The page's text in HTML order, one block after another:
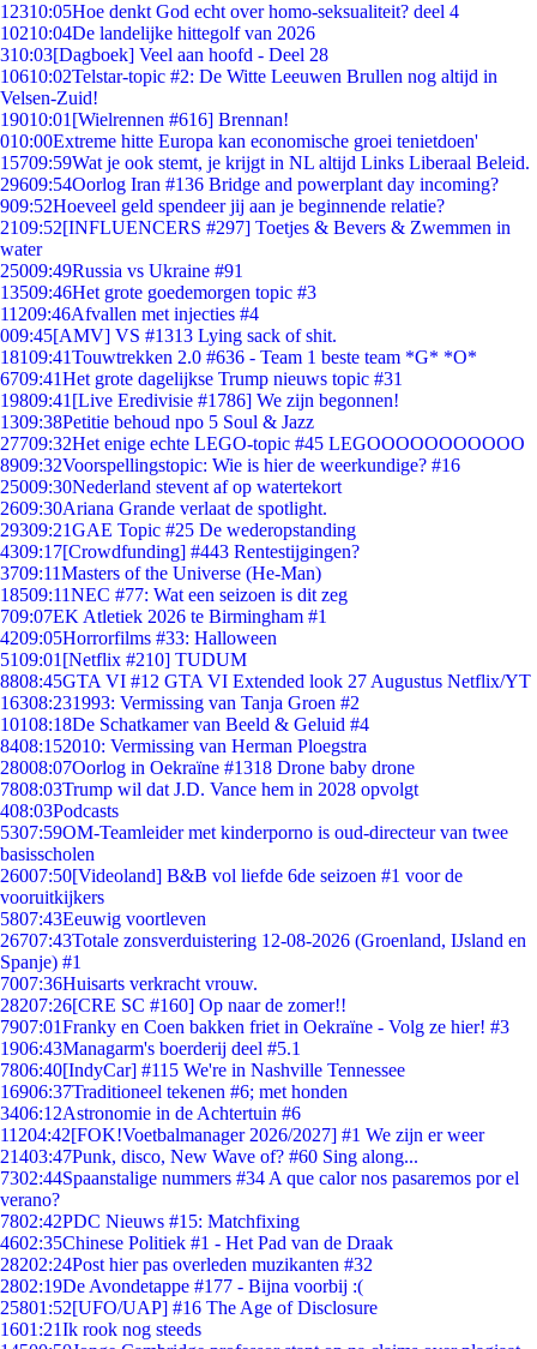
12310:05Hoe denkt God echt over homo-seksualiteit? deel 4
10210:04De landelijke hittegolf van 2026
310:03[Dagboek] Veel aan hoofd - Deel 28
10610:02Telstar-topic #2: De Witte Leeuwen Brullen nog altijd in
Velsen-Zuid!
19010:01 [Wielrennen #616] Brennan!
010:00Extreme hitte Europa kan economische groei tenietdoen'
15709:59Wat je ook stemt, je krijgt in NL altijd Links Liberaal Beleid.
29609:54Oorlog Iran #136 Bridge and powerplant day incoming?
909:52Hoeveel geld spendeer jij aan je beginnende relatie?
2109:52[INFLUENCERS #297] Toetjes & Bevers & Zwemmen in
water
25009:49Russia vs Ukraine #91
13509:46Het grote goedemorgen topic #3
11209:46Afvallen met injecties #4
009:45[AMV] VS #1313 Lying sack of shit.
18109:41Touwtrekken 2.0 #636 - Team 1 beste team *G* *O*
6709:41Het grote dagelijkse Trump nieuws topic #31
19809:41 [Live Eredivisie #1786] We zijn begonnen!
1309:38Petitie behoud npo 5 Soul & Jazz
27709:32Het enige echte LEGO-topic #45 LEGOOOOOOOOOOO
8909:32Voorspellingstopic: Wie is hier de weerkundige? #16
25009:30Nederland stevent af op watertekort
2609:30Ariana Grande verlaat de spotlight.
29309:21GAE Topic #25 De wederopstanding
4309:17[Crowdfunding] #443 Rentestijgingen?
3709:11Masters of the Universe (He-Man)
18509:11NEC #77: Wat een seizoen is dit zeg
709:07EK Atletiek 2026 te Birmingham #1
4209:05Horrorfilms #33: Halloween
5109:01 [Netflix #210] TUDUM
8808:45GTA VI #12 GTA VI Extended look 27 Augustus Netflix/YT
16308:231993: Vermissing van Tanja Groen #2
10108:18De Schatkamer van Beeld & Geluid #4
8408:152010: Vermissing van Herman Ploegstra
28008:07Oorlog in Oekraïne #1318 Drone baby drone
7808:03Trump wil dat J.D. Vance hem in 2028 opvolgt
408:03Podcasts
5307:59OM-Teamleider met kinderporno is oud-directeur van twee
basisscholen
26007:50[Videoland] B&B vol liefde 6de seizoen #1 voor de
vooruitkijkers
5807:43Eeuwig voortleven
26707:43Totale zonsverduistering 12-08-2026 (Groenland, IJsland en
Spanje) #1
7007:36Huisarts verkracht vrouw.
28207:26[CRE SC #160] Op naar de zomer!!
7907:01Franky en Coen bakken friet in Oekraïne - Volg ze hier! #3
1906:43Managarm's boerderij deel #5.1
7806:40[IndyCar] #115 We're in Nashville Tennessee
16906:37Traditioneel tekenen #6; met honden
3406:12Astronomie in de Achtertuin #6
11204:42[FOK!Voetbalmanager 2026/2027] #1 We zijn er weer
21403:47Punk, disco, New Wave of? #60 Sing along...
7302:44Spaanstalige nummers #34 A que calor nos pasaremos por el
verano?
7802:42PDC Nieuws #15: Matchfixing
4602:35Chinese Politiek #1 - Het Pad van de Draak
28202:24Post hier pas overleden muzikanten #32
2802:19De Avondetappe #177 - Bijna voorbij :(
25801:52[UFO/UAP] #16 The Age of Disclosure
1601:21Ik rook nog steeds